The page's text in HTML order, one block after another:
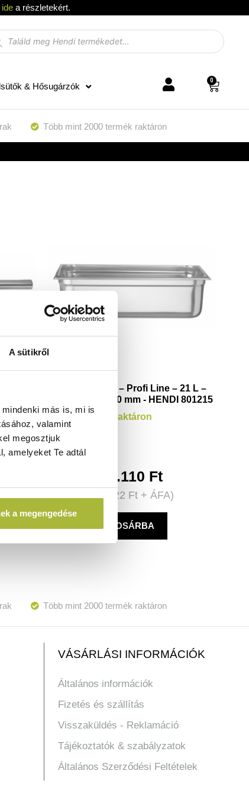
A sütikről
más is, mi is
valamint
megosztjuk
amelyeket Te adtál
a megengedése
idea részletekért.
& Hősugárzók
0
Több mint 2000 termék raktáron
GN edény 1/1 – Profi Line – 21 L –
530x325x(H)150 mm - HENDI 801215
Raktáron
21.110 Ft
(16.622 Ft+ ÁFA)
KOSÁRBA
Több mint 2000 termék raktáron
VÁSÁRLÁSI INFORMÁCIÓK
Általános információk
Fizetés és szállítás
Visszaküldés - Reklamáció
Tájékoztatók & szabályzatok
Általános Szerződési Feltételek